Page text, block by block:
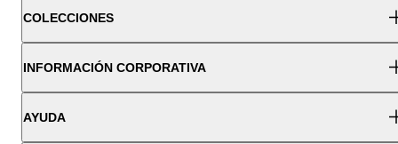
COLECCIONES
INFORMACIÓN CORPORATIVA
AYUDA